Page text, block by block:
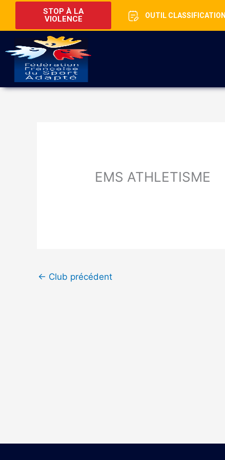
STOP À LA
VIOLENCE
OUTIL CLASSIFICATION
EMS ATHLETISME
← Club précédent